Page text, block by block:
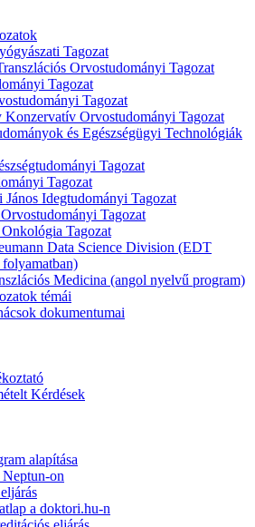
Tagozat
Orvostudományi Tagozat
Tagozat
Tagozat
Konzervatív Orvostudományi Tagozat
és Egészségügyi Technológiák
Tagozat
Tagozat
János Idegtudományi Tagozat
Tagozat
Tagozat
Data Science Division (EDT
Medicina (angol nyelvű program)
témái
dokumentumai
Kérdések
alapítása
Neptun-on
a doktori.hu-n